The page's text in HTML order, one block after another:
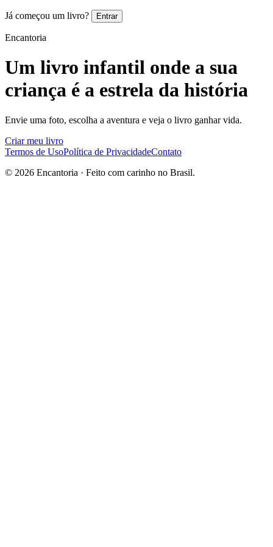
Já começou um livro? Entrar
Encantoria
Um livro infantil onde a sua
criança é a estrela da história
Envie uma foto, escolha a aventura e veja o livro ganhar vida.
Criar meu livro
Termos de UsoPolítica de PrivacidadeContato
© 2026 Encantoria · Feito com carinho no Brasil.